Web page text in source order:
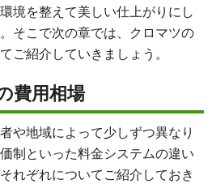
境を整えて美しい仕上がりにし
そこで次の章では、クロマツの
ご紹介していきましょう。
費用相場
や地域によって少しずつ異なり
制といった料金システムの違い
れぞれについてご紹介しておき